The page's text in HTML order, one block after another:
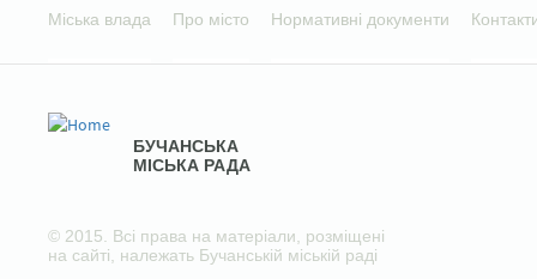
Міська влада Про місто Нормативні документи
БУЧАНСЬКА
МІСЬКА РАДА
© 2015. Всі права на матеріали, розміщені
на сайті, належать Бучанській міській раді